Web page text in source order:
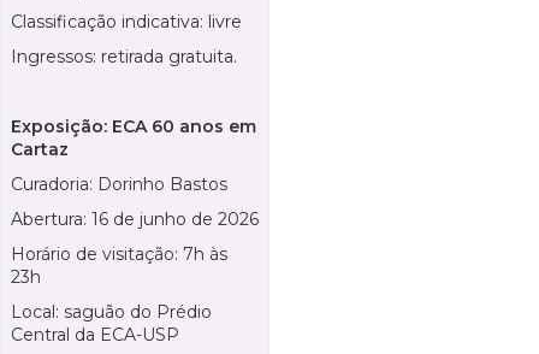
Classificação indicativa: livre
Ingressos: retirada gratuita.
Exposição: ECA 60 anos em
Cartaz
Curadoria: Dorinho Bastos
Abertura: 16 de junho de 2026
Horário de visitação: 7h às
23h
Local: saguão do Prédio
Central da ECA-USP